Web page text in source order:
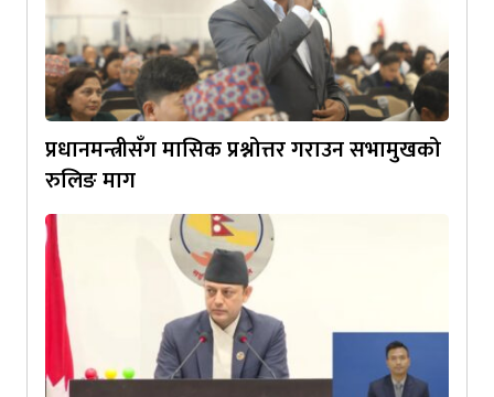
प्रधानमन्त्रीसँग मासिक प्रश्नोत्तर गराउन सभामुखको
रुलिङ माग